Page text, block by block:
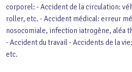
corporel: - Accident de la circulation:
roller, etc. - Accident médical: erreur
nosocomiale, infection iatrogène, aléa
- Accident du travail - Accidents de la
etc.